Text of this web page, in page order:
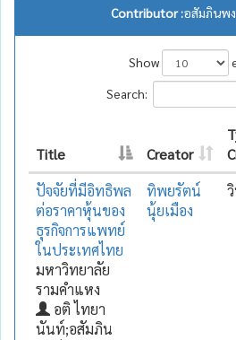
Contributor :อสัมภินพ
Show
Search:
Title Creator
ปัจจัยที่มีอิทธิพล
ต่อราคาหุ้นของ
ธุรกิจการแพทย์
ในประเทศไทย
มหาวิทยาลัย
รามคำแหง
อติ ไทยา
นันท์;อสัมภิน
ทิพยรัตน์
นุ้ยเมือง